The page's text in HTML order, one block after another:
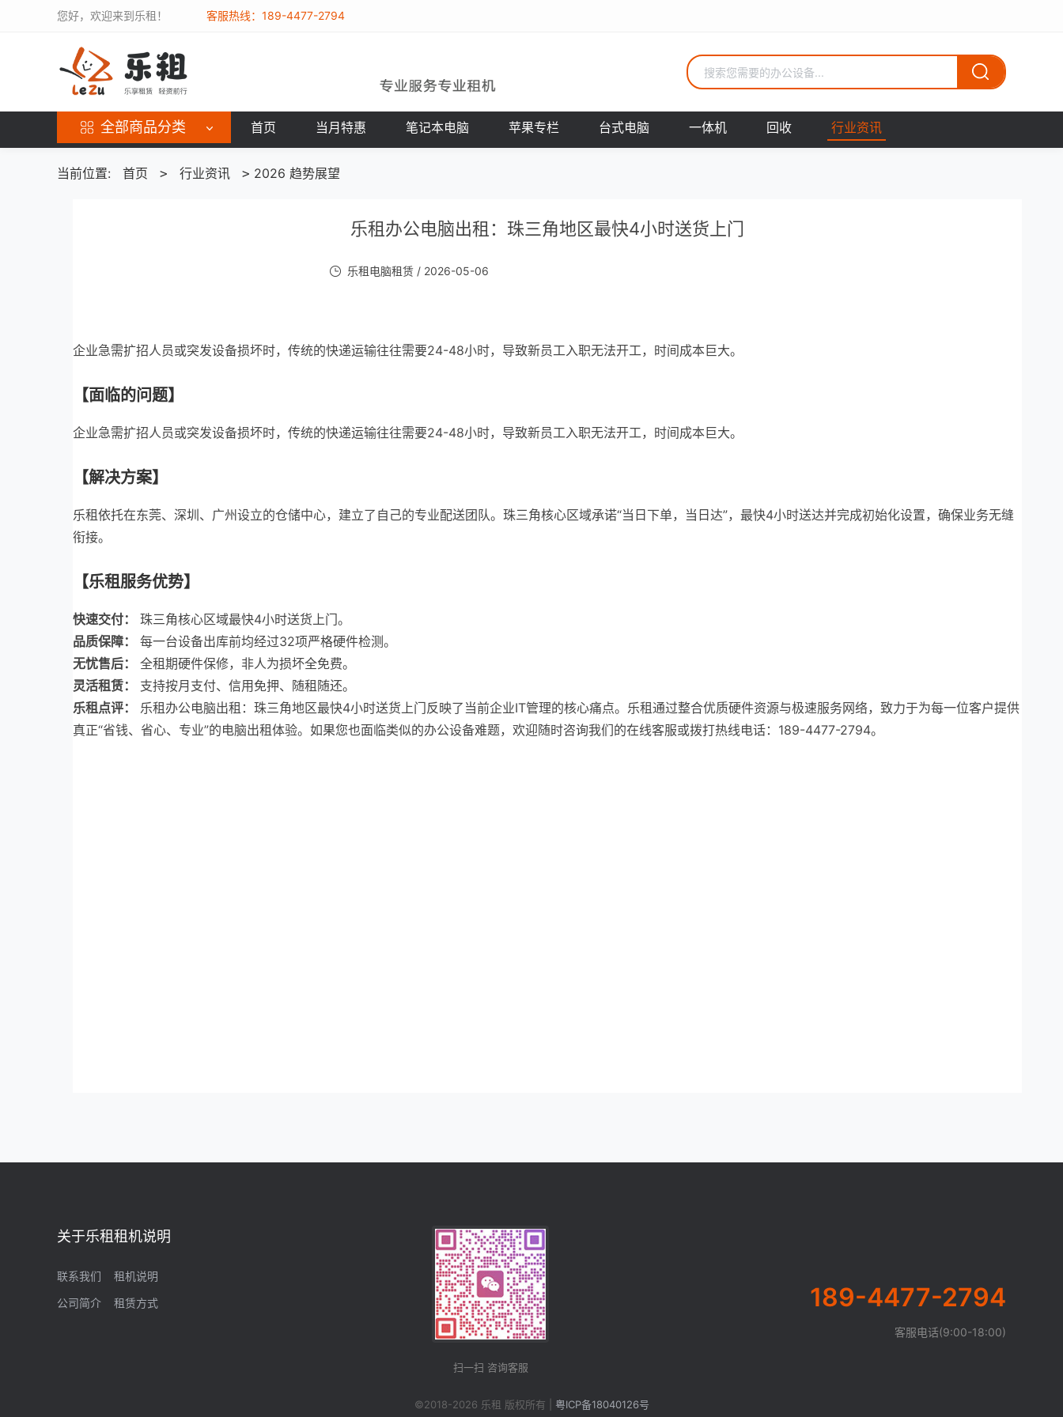
您好，欢迎来到乐租！ 客服热线：189-4477-2794
全部商品分类 首页 当月特惠 笔记本电脑 苹果专栏 台式电脑 一体机 回收 行业资讯
当前位置: 首页 > 行业资讯 > 2026 趋势展望
乐租办公电脑出租：珠三角地区最快4小时送货上门
乐租电脑租赁 / 2026-05-06
企业急需扩招人员或突发设备损坏时，传统的快递运输往往需要24-48小时，导致新员工入职无法开工，时间成本巨大。
【面临的问题】
企业急需扩招人员或突发设备损坏时，传统的快递运输往往需要24-48小时，导致新员工入职无法开工，时间成本巨大。
【解决方案】
乐租依托在东莞、深圳、广州设立的仓储中心，建立了自己的专业配送团队。珠三角核心区域承诺“当日下单，当日达”，最快4小时送达并完成初始化设置，确保业务无缝
衔接。
【乐租服务优势】
快速交付：
珠三角核心区域最快4小时送货上门。
品质保障：
每一台设备出库前均经过32项严格硬件检测。
无忧售后：
全租期硬件保修，非人为损坏全免费。
灵活租赁：
支持按月支付、信用免押、随租随还。
乐租点评：
乐租办公电脑出租：珠三角地区最快4小时送货上门反映了当前企业IT管理的核心痛点。乐租通过整合优质硬件资源与极速服务网络，致力于为每一位客户提供
真正“省钱、省心、专业”的电脑出租体验。如果您也面临类似的办公设备难题，欢迎随时咨询我们的在线客服或拨打热线电话：189-4477-2794。
关于乐租
联系我们
公司简介
租机说明
租机说明
租赁方式
扫一扫 咨询客服
189-4477-2794
客服电话(9:00-18:00)
©2018-2026 乐租 版权所有 | 粤ICP备18040126号